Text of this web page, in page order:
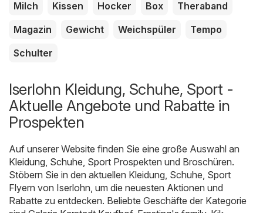
Milch
Kissen Hocker Box
Theraband
Magazin
Gewicht Weichspüler
Tempo
Schulter
Iserlohn Kleidung, Schuhe, Sport -
Aktuelle Angebote und Rabatte in
Prospekten
Auf unserer Website finden Sie eine große Auswahl an
Kleidung, Schuhe, Sport Prospekten und Broschüren.
Stöbern Sie in den aktuellen Kleidung, Schuhe, Sport
Flyern von Iserlohn, um die neuesten Aktionen und
Rabatte zu entdecken. Beliebte Geschäfte der Kategorie